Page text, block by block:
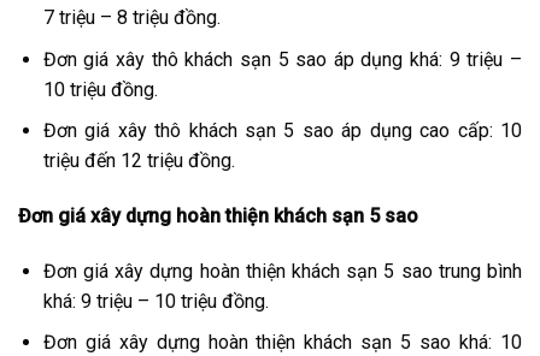
7 triệu – 8 triệu đồng.
Đơn giá xây thô khách sạn 5 sao áp dụng khá: 9 triệu –
10 triệu đồng.
Đơn giá xây thô khách sạn 5 sao áp dụng cao cấp: 10
triệu đến 12 triệu đồng.
Đơn giá xây dựng hoàn thiện khách sạn 5 sao
Đơn giá xây dựng hoàn thiện khách sạn 5 sao trung bình
khá: 9 triệu – 10 triệu đồng.
Đơn giá xây dựng hoàn thiện khách sạn 5 sao khá: 10